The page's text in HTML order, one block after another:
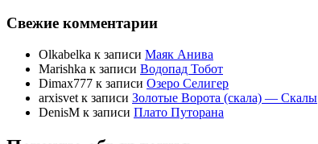
Свежие комментарии
Olkabelka к записи Маяк Анива
Marishka к записи Водопад Тобот
Dimax777 к записи Озеро Селигер
arxisvet к записи Золотые Ворота (скала) — Скалы
DenisM к записи Плато Путорана